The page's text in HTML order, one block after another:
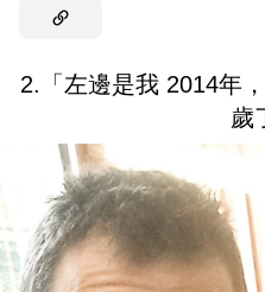
2.「左邊是我 2014年
歲